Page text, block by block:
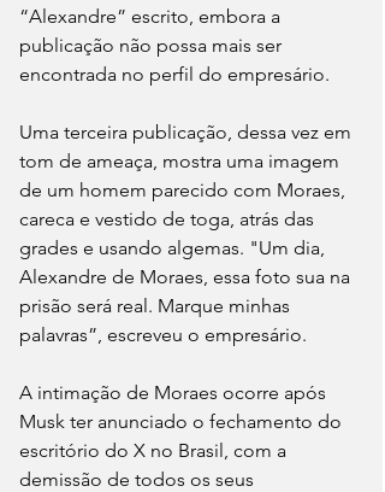
“Alexandre” escrito, embora a
publicação não possa mais ser
encontrada no perfil do empresário.
Uma terceira publicação, dessa vez em
tom de ameaça, mostra uma imagem
de um homem parecido com Moraes,
careca e vestido de toga, atrás das
grades e usando algemas. "Um dia,
Alexandre de Moraes, essa foto sua na
prisão será real. Marque minhas
palavras”, escreveu o empresário.
A intimação de Moraes ocorre após
Musk ter anunciado o fechamento do
escritório do X no Brasil, com a
demissão de todos os seus